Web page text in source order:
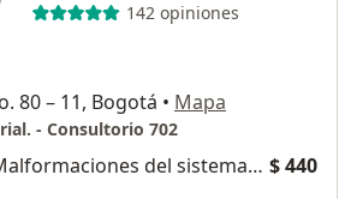
142 opiniones
80 – 11, Bogotá • Mapa
- Consultorio 702
Consulta de Malformaciones del sistema nervioso $ 440